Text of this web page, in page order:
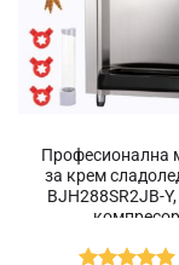
Професионална
за крем
BJH288SR2JB-
компресор,
л/ч, Мощност